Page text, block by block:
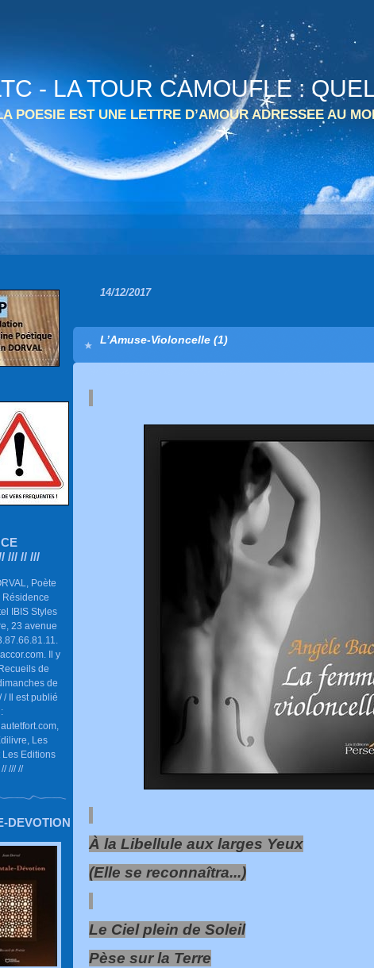
- LA TOUR CAMOUFLE :
POESIE EST UNE LETTRE D’AMOUR ADRESSEE AU
/// // ///
Poète
Résidence
IBIS Styles
23 avenue
Il y
de
de
/ Il est publié
Les
Les Editions
/// //
DEVOTION
14/12/2017
L’Amuse-Violoncelle (1)
À la Libellule aux larges Yeux
(Elle se reconnaîtra...)
Le Ciel plein de Soleil
Pèse sur la Terre